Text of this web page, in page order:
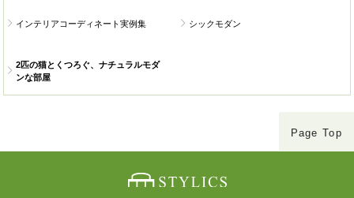
インテリアコーディネート実例集 シックモダン
2匹の猫とくつろぐ、ナチュラルモダ
ンな部屋
Page Top